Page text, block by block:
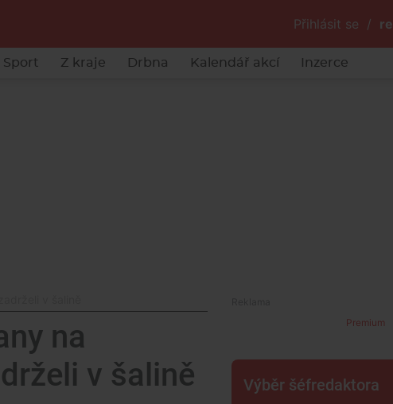
Přihlásit se /
Sport Z kraje Drbna Kalendář akcí Inzerce
na
v šalině
Premium
Výběr šéfredaktora